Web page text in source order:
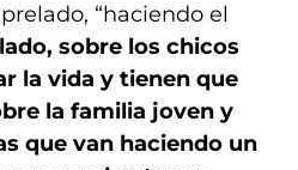
“haciendo el
sobre los chicos
la vida y tienen que
la familia joven y
que van haciendo un